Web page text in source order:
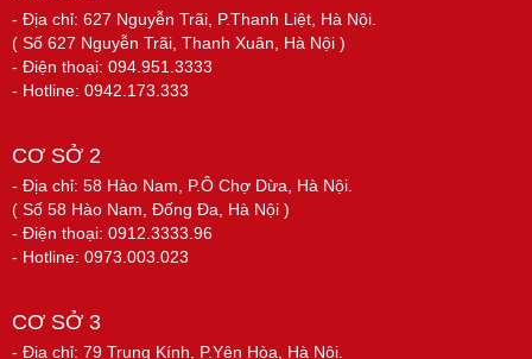
- Địa chỉ: 627 Nguyễn Trãi, P.Thanh Liệt, Hà Nội.
( Số 627 Nguyễn Trãi, Thanh Xuân, Hà Nội )
- Điện thoại: 094.951.3333
- Hotline: 0942.173.333
CƠ SỞ 2
- Địa chỉ: 58 Hào Nam, P.Ô Chợ Dừa, Hà Nội.
( Số 58 Hào Nam, Đống Đa, Hà Nội )
- Điện thoại: 0912.3333.96
- Hotline: 0973.003.023
CƠ SỞ 3
- Địa chỉ: 79 Trung Kính, P.Yên Hòa, Hà Nội.